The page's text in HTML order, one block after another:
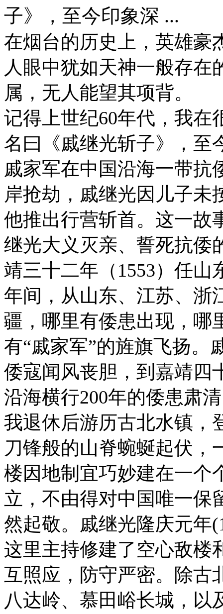
子》，至今印象深 ...
在烟台的历史上，英雄豪
人眼中犹如天神一般存在
属，无人能望其项背。
记得上世纪60年代，我在
名曰《戚继光斩子》，至
戚家军在中国沿海一带抗
岸抢劫，戚继光因儿子未
他推出行营斩首。这一故
继光大义灭亲、誓死抗倭
靖三十二年（1553）任
年间，从山东、江苏、浙
疆，哪里有倭患出现，哪
有“戚家军”的旌旗飞扬。
倭寇闻风丧胆，到嘉靖四
沿海横行200年的倭患肃
我退休后游历古北水镇，
刀锋般的山脊蜿蜒起伏，
楼因地制宜巧妙建在一个
立，不由得对中国唯一保
然起敬。戚继光隆庆元年
这里主持修建了空心敌楼
互照应，防守严密。除古
八达岭、慕田峪长城，以